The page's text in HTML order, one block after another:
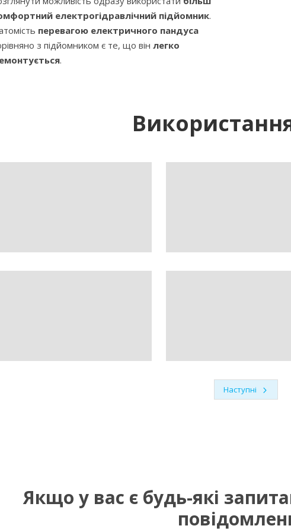
електрогідравлічний підйомник.
перевагою електричного пандуса
з підйомником є те, що він легко
.
Попередній
Наступні
Якщо у вас є будь-які